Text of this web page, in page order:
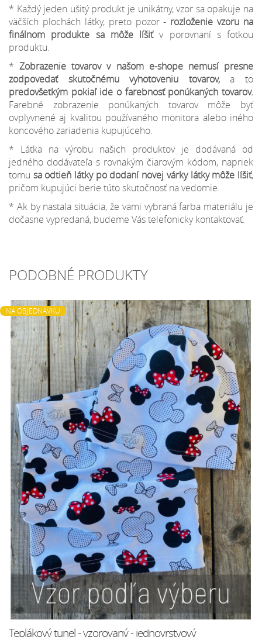
* Každý jeden ušitý produkt je unikátny, vzor sa opakuje na
väčších plochách látky, preto pozor - rozloženie vzoru na
finálnom produkte sa môže líšiťv porovnaní s fotkou
produktu.
*Zobrazenie tovarov v našom e-shope nemusí presne
zodpovedať skutočnému vyhotoveniu tovarov,a to
predovšetkým pokiaľ ide o farebnosť ponúkaných tovarov.
Farebné zobrazenie ponúkaných tovarov môže byť
ovplyvnené aj kvalitou používaného monitora alebo iného
koncového zariadenia kupujúceho.
* Látka na výrobu našich produktov je dodávaná od
jedného dodávateľa s rovnakým čiarovým kódom, napriek
tomu sa odtieň látky po dodaní novej várky látky môže líšiť,
pričom kupujúci berie túto skutočnosť na vedomie.
* Ak by nastala situácia, že vami vybraná farba materiálu je
dočasne vypredaná, budeme Vás telefonicky kontaktovať.
PODOBNÉ PRODUKTY
NA OBJEDNÁVKU
Teplákový tunel - vzorovaný - jednovrstvový